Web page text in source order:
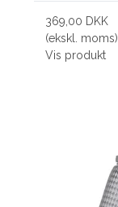
369,00 DKK
(ekskl. moms)
Vis produkt